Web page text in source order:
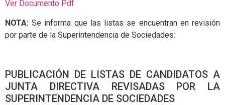
Ver Documento Pdf
NOTA: Se informa que las listas se encuentran en revisión
por parte de la Superintendencia de Sociedades:
PUBLICACIÓN DE LISTAS DE CANDIDATOS A
JUNTA DIRECTIVA REVISADAS POR LA
SUPERINTENDENCIA DE SOCIEDADES